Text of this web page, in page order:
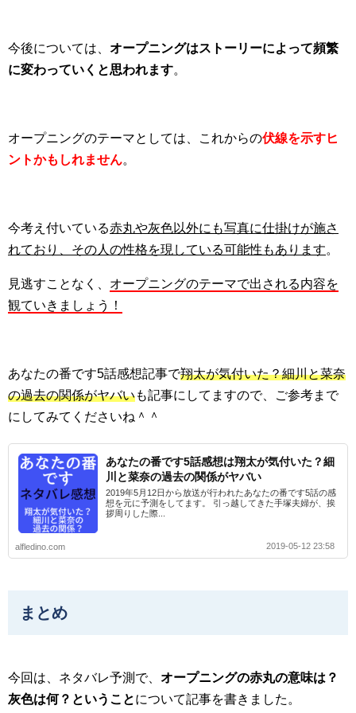
今後については、 オープニングはストーリーによって頻繁
に変わっていくと思われます。
オープニングのテーマとしては、これからの伏線を示すヒ
ントかもしれません。
今考え付いている赤丸や灰色以外にも写真に仕掛けが施さ
れており、その人の性格を現している可能性もあります。
見逃すことなく、 オープニングのテーマで出される内容を
観ていきましょう！
あなたの番です5話感想記事で翔太が気付いた？細川と菜奈
の過去の関係がヤバいも記事にしてますので、ご参考まで
にしてみてくださいね＾＾
あなたの番です5話感想は翔太が気付いた？細
川と菜奈の過去の関係がヤバい
2019年5月12日から放送が行われたあなたの番です5話の感
想を元に予測をしてます。 引っ越してきた手塚夫婦が、挨
拶周りした際...
alfledino.com 2019-05-12 23:58
まとめ
今回は、ネタバレ予測で、 オープニングの赤丸の意味は？
灰色は何？ということについて記事を書きました。